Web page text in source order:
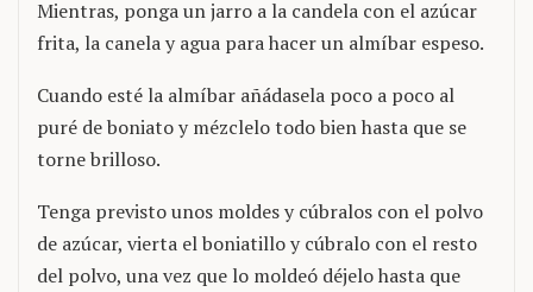
Mientras, ponga un jarro a la candela con el azúcar
frita, la canela y agua para hacer un almíbar espeso.
Cuando esté la almíbar añádasela poco a poco al
puré de boniato y mézclelo todo bien hasta que se
torne brilloso.
Tenga previsto unos moldes y cúbralos con el polvo
de azúcar, vierta el boniatillo y cúbralo con el resto
del polvo, una vez que lo moldeó déjelo hasta que